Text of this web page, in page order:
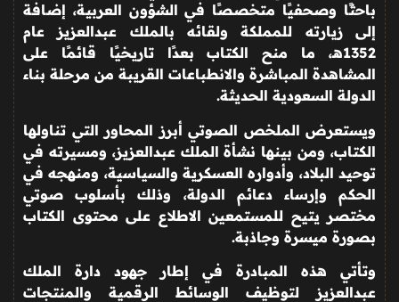
باحثًا وصحفيًا متخصصًا في الشؤون العربية، إضافة
إلى زيارته للمملكة ولقائه بالملك عبدالعزيز عام
1352هـ، ما منح الكتاب بعدًا تاريخيًا قائمًا على
المشاهدة المباشرة والانطباعات القريبة من مرحلة بناء
الدولة السعودية الحديثة.
ويستعرض الملخص الصوتي أبرز المحاور التي تناولها
الكتاب، ومن بينها نشأة الملك عبدالعزيز، ومسيرته في
توحيد البلاد، وأدواره العسكرية والسياسية، ومنهجه في
الحكم وإرساء دعائم الدولة، وذلك بأسلوب صوتي
مختصر يتيح للمستمعين الاطلاع على محتوى الكتاب
بصورة ميسرة وجاذبة.
وتأتي هذه المبادرة في إطار جهود دارة الملك
عبدالعزيز لتوظيف الوسائط الرقمية والمنتجات